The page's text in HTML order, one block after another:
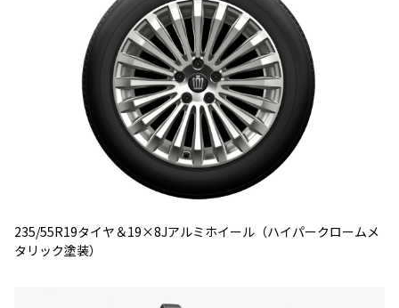
235/55R19タイヤ＆19×8Jアルミホイール（ハイパークロームメ
タリック塗装）